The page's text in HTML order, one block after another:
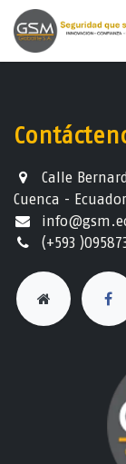
Ir al contenido
Calle
Cuenca - Ecuador
(+593